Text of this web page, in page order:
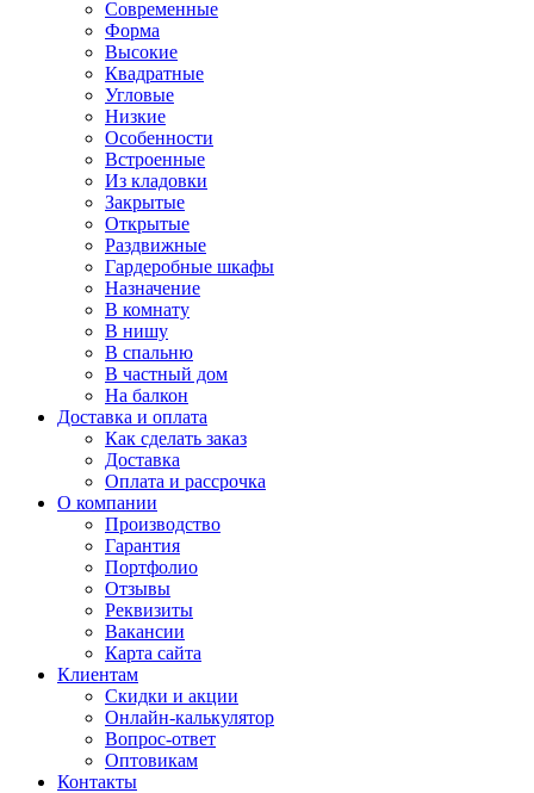
Современные
Форма
Высокие
Квадратные
Угловые
Низкие
Особенности
Встроенные
Из кладовки
Закрытые
Открытые
Раздвижные
Гардеробные шкафы
Назначение
В комнату
В нишу
В спальню
В частный дом
На балкон
Доставка и оплата
Как сделать заказ
Доставка
Оплата и рассрочка
О компании
Производство
Гарантия
Портфолио
Отзывы
Реквизиты
Вакансии
Карта сайта
Клиентам
Скидки и акции
Онлайн-калькулятор
Вопрос-ответ
Оптовикам
Контакты